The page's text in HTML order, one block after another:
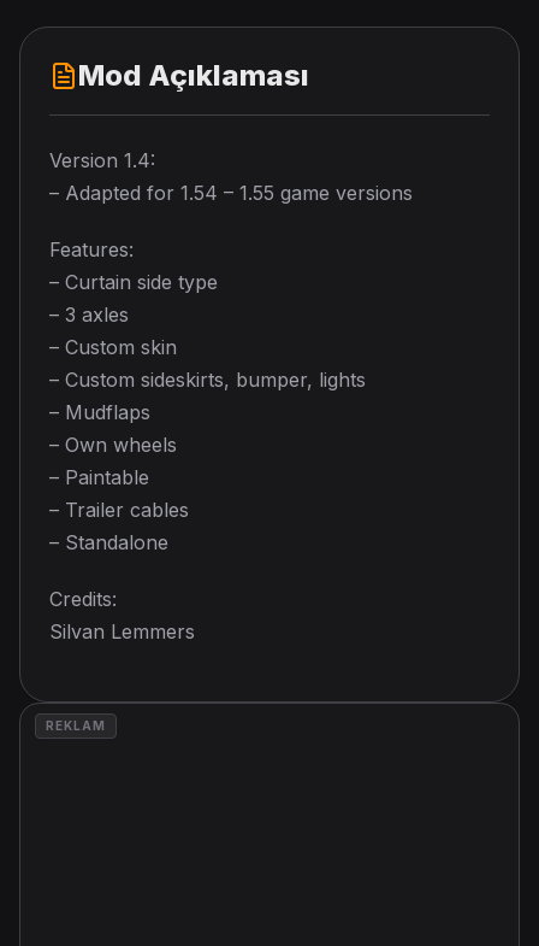
Mod Açıklaması
Version 1.4:
– Adapted for 1.54 – 1.55 game versions
Features:
– Curtain side type
– 3 axles
– Custom skin
– Custom sideskirts, bumper, lights
– Mudflaps
– Own wheels
– Paintable
– Trailer cables
– Standalone
Credits:
Silvan Lemmers
REKLAM